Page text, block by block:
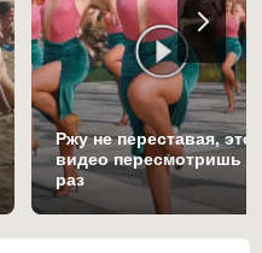
Ржу не переставая, это
видео пересмотришь
раз